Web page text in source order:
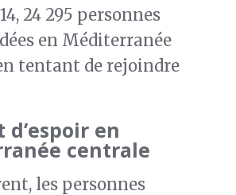
24 295 personnes
en Méditerranée
tentant de rejoindre
d’espoir en
centrale
les personnes